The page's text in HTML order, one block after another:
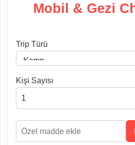
Mobil & Gezi
Trip Türü
Kişi Sayısı